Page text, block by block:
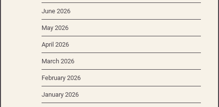
June 2026
May 2026
April 2026
March 2026
February 2026
January 2026